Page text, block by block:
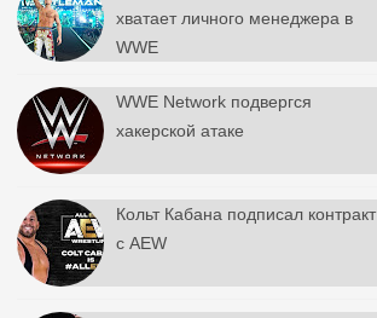
хватает личного менеджера в
WWE
WWE Network подвергся
хакерской атаке
Кольт Кабана подписал контракт
с AEW